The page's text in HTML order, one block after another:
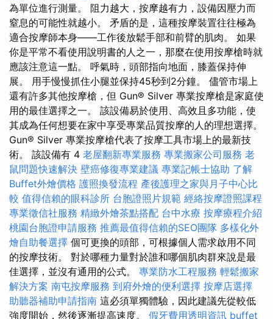
為單位進行測量。 阻力越大，按摩越有力，設備因壓力而
窒息的可能性就越小。 矛盾的是，這種按摩裝置往往極為
適合按摩師本身——工作後放鬆手部和前臂的肌肉。 如果
你是平常不看使用說明書的人之一，那麼在使用按摩槍時就
應該注意這一點。 呼氣時，頭部指向地面，膝蓋保持伸
展。 用手慢慢抓住小腿並保持45秒到2分鐘。 儘管市場上
還有許多其他按摩槍，但 Gun® Silver 專業按摩槍是家庭使
用的最佳選擇之一。 該設備易於使用、高效且多功能，使
其成為任何想要在家中享受專業品質按摩的人的理想選擇。
Gun® Silver 專業按摩槍代表了按摩工具市場上的最新技
術。 該設備有 4 老屋翻新專業服務 專業搬家公司服務 老
鼠問題快速解決 壁癌修復專業建議 專業記帳士協助 了解
Buffet外燴價格 護照換發流程 產後護理之家與月子中心比
較 值得信賴的眼科診所 台胞證照片規範 經絡按摩證照課程
專業徵信社服務 精緻外燴茶點搭配 台中水療 按摩療程介紹
桃園台胞證申請服務 推薦最值得信賴的SEO團隊 多樣化外
燴自助餐選擇 個可更換的頭部，可根據個人需求啟用不同
的按摩技術。 對於哪種力量對於誰和哪個肌肉群來說是最
佳選擇，並沒有通用的公式。 專業防水工程服務 輕鬆搬家
解決方案 南屯按摩服務 到府外燴的便利選擇 按摩店選擇
助聽器補助申請指南 這必須單獨體驗，因此建議先從較低
強度開始，然後逐漸提高速度。 假牙費用透明資訊 buffet